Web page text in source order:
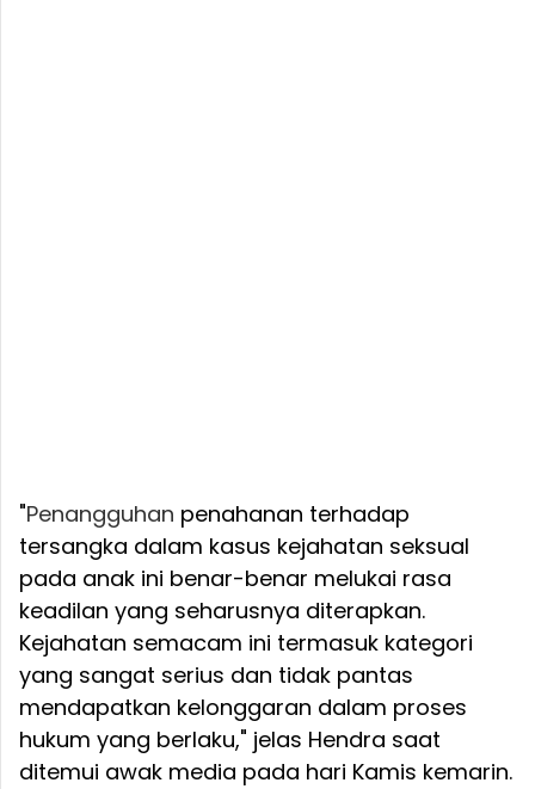
"Penangguhan penahanan terhadap
tersangka dalam kasus kejahatan seksual
pada anak ini benar-benar melukai rasa
keadilan yang seharusnya diterapkan.
Kejahatan semacam ini termasuk kategori
yang sangat serius dan tidak pantas
mendapatkan kelonggaran dalam proses
hukum yang berlaku," jelas Hendra saat
ditemui awak media pada hari Kamis kemarin.